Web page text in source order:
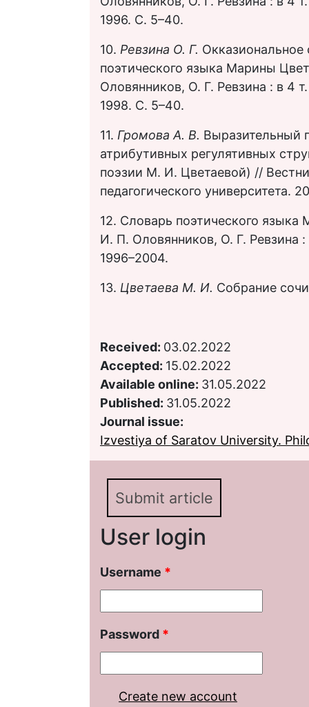
1996. С. 5–40.
10. Ревзина О. Г.
поэтического языка Марины
Оловянников, О. Г. Ревзина : в
1998. С. 5–40.
11. Громова А. В. Выразительный
атрибутивных регулятивных
поэзии М. И. Цветаевой) //
педагогического университета.
12. Словарь поэтического
И. П. Оловянников, О. Г.
1996–2004.
13. Цветаева М. И. Собрание
Received: 03.02.2022
Accepted: 15.02.2022
Available online: 31.05.2022
Published: 31.05.2022
Journal issue:
Izvestiya of Saratov University.
Submit article
User login
Username *
Password *
Create new account